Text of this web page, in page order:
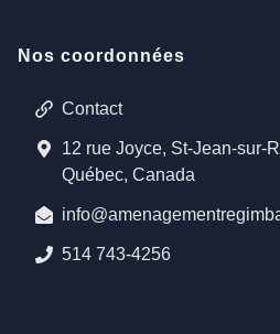
Nos coordonnées
Contact
12 rue Joyce, St-Jean-sur-
Québec, Canada
514 743-4256